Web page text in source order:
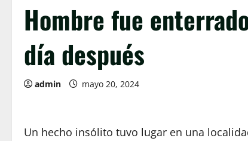
Hombre fue
día después
admin mayo 20, 2024
Un hecho insólito tuvo lugar en una